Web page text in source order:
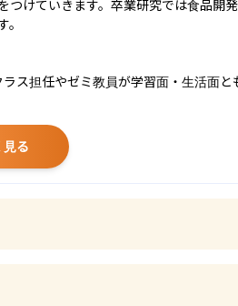
けていきます。卒業研究では食品開
ス担任やゼミ教員が学習面・生活面
る